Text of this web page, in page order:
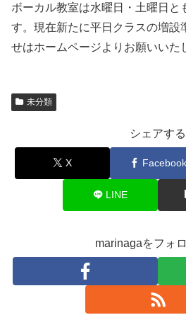
ボーカル教室は水曜日・土曜日と
す。現在新たに平日クラスの増設
せはホームページよりお願いいた
未分類
シェアする
X Facebook
LINE
marinagaをフォ